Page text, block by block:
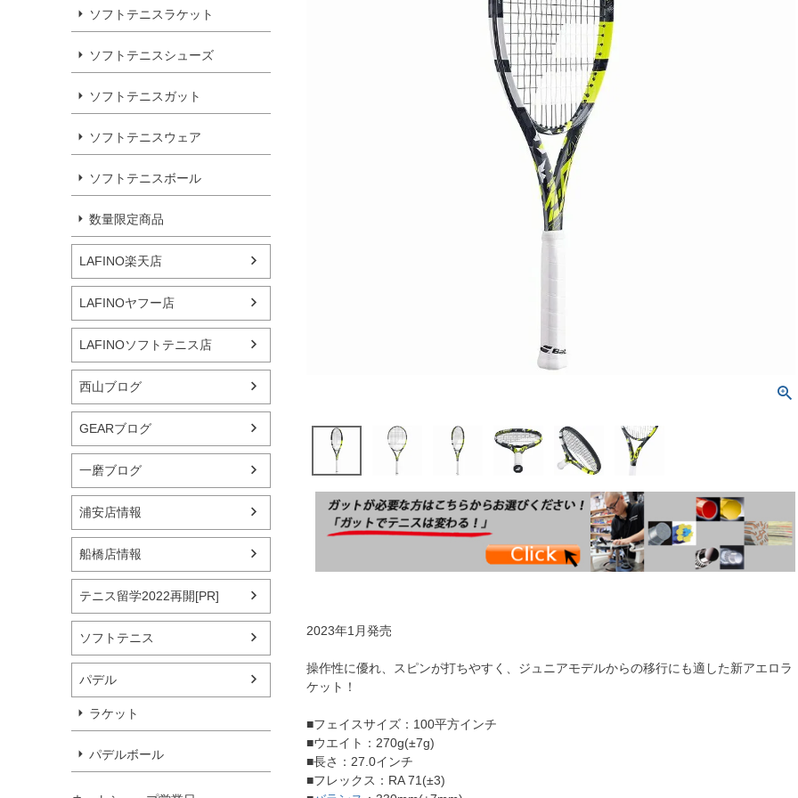
ソフトテニスラケット
ソフトテニスシューズ
ソフトテニスガット
ソフトテニスウェア
ソフトテニスボール
数量限定商品
LAFINO楽天店
LAFINOヤフー店
LAFINOソフトテニス店
西山ブログ
GEARブログ
一磨ブログ
浦安店情報
船橋店情報
テニス留学2022再開[PR]
ソフトテニス
パデル
ラケット
パデルボール
2023年1月発売
操作性に優れ、スピンが打ちやすく、ジュニアモデルからの移行にも適した新アエロラ
ケット！
■フェイスサイズ：100平方インチ
■ウエイト：270g(±7g)
■長さ：27.0インチ
■フレックス：RA 71(±3)